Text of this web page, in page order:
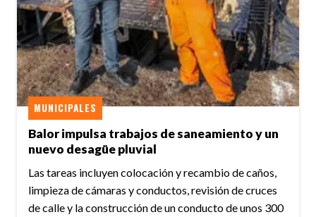
Balor impulsa trabajos de saneamiento y un
nuevo desagüe pluvial
MUNICIPALES
Las tareas incluyen colocación y recambio de caños,
limpieza de cámaras y conductos, revisión de cruces
de calle y la construcción de un conducto de unos 300